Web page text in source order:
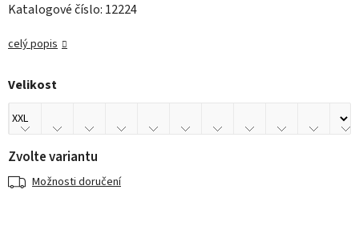
Katalogové číslo: 12224
celý popis
Velikost
Zvolte variantu
Možnosti doručení